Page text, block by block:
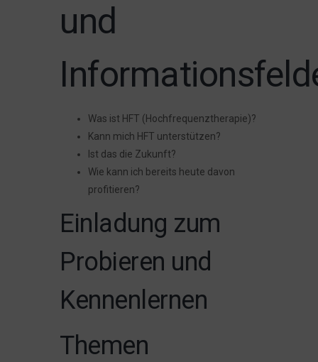
und
Was ist HFT (Hochfrequenztherapie)?
Kann mich HFT unterstützen?
Ist das die Zukunft?
Wie kann ich bereits heute davon
profitieren?
Einladung zum
Probieren und
Kennenlernen
Themen